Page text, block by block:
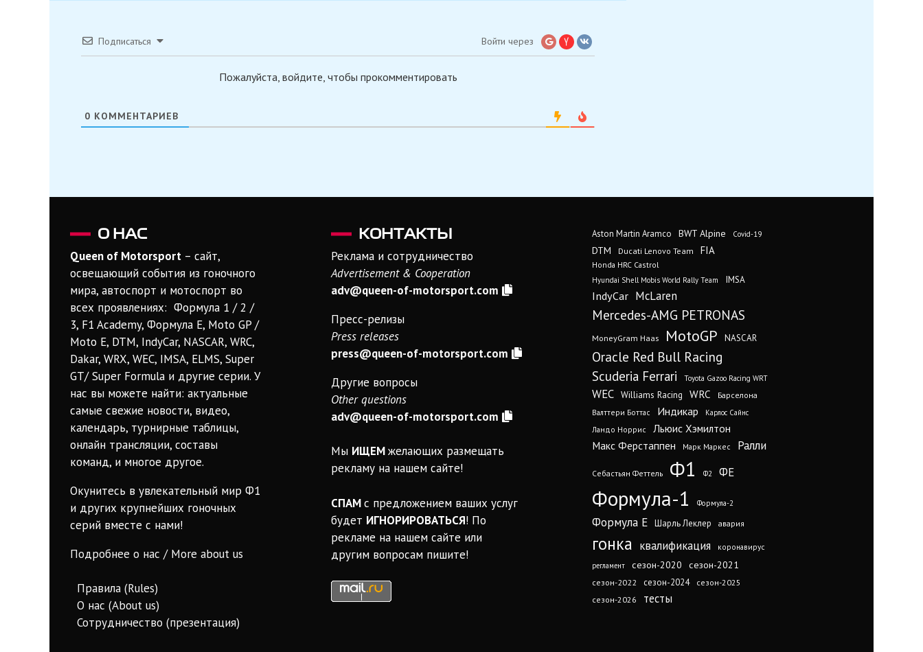
Подписаться Войти через
Пожалуйста, войдите, чтобы прокомментировать
0 КОММЕНТАРИЕВ
О НАС
Queen of Motorsport – сайт,
освещающий события из гоночного
мира, автоспорт и мотоспорт во
всех проявлениях: Формула 1 / 2 /
3, F1 Academy, Формула Е, Moto GP /
Moto E, DTM, IndyCar, NASCAR, WRC,
Dakar, WRX, WEC, IMSA, ELMS, Super
GT/ Super Formula и другие серии. У
нас вы можете найти: актуальные
самые свежие новости, видео,
календарь, турнирные таблицы,
онлайн трансляции, составы
команд, и многое другое.
Окунитесь в увлекательный мир Ф1
и других крупнейших гоночных
серий вместе с нами!
Подробнее о нас / More about us
Правила (Rules)
О нас (About us)
Сотрудничество (презентация)
КОНТАКТЫ
Реклама и сотрудничество
Advertisement & Cooperation
adv@queen-of-motorsport.com
Пресс-релизы
Press releases
press@queen-of-motorsport.com
Другие вопросы
Other questions
adv@queen-of-motorsport.com
Мы ИЩЕМжелающих размещать
рекламу на нашем сайте!
СПАМс предложением ваших услуг
будет ИГНОРИРОВАТЬСЯ! По
рекламе на нашем сайте или
другим вопросам пишите!
Aston Martin Aramco BWT Alpine Covid-19
DTM Ducati Lenovo Team FIA
Honda HRC Castrol
Hyundai Shell Mobis World Rally Team IMSA
IndyCar McLaren
Mercedes-AMG PETRONAS
MoneyGram Haas MotoGP NASCAR
Oracle Red Bull Racing
Scuderia Ferrari Toyota Gazoo Racing WRT
WEC Williams Racing WRC
Барселона
Валттери Боттас
Индикар Карлос Сайнс
Ландо Норрис
Льюис Хэмилтон
Макс Ферстаппен
Марк Маркес Ралли
Себастьян Феттель Ф1 Ф2 ФЕ
Формула-1 Формула-2
Формула Е Шарль Леклер авария
гонка квалификация коронавирус
регламент сезон-2020 сезон-2021
сезон-2022 сезон-2024
сезон-2025
сезон-2026
тесты